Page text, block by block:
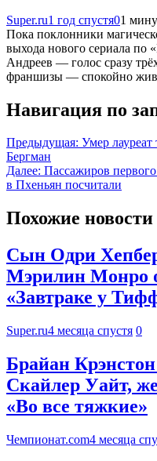
Super.ru1 год спустя01
Пока поклонники
выхода нового сериала по
Андреев — голос сразу
франшизы — спокойно
Навигация по
Предыдущая: Умер
Бергман
Далее: Пассажиров
в Пхеньян посчитали
Похожие новости
Сын Одри
Мэрилин Монро
«Завтраке у
Super.ru4 месяца спустя 0
Брайан Крэнстон
Скайлер Уайт,
«Во все тяжкие»
Чемпионат.com4 месяца